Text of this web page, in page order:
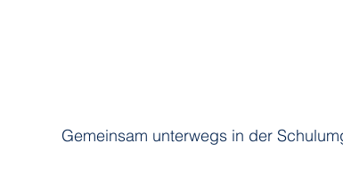
Gemeinsam unterwegs in der